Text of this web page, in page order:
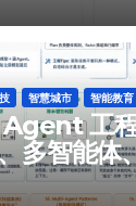
智慧城市 智能教育
Agent 工
多智能体